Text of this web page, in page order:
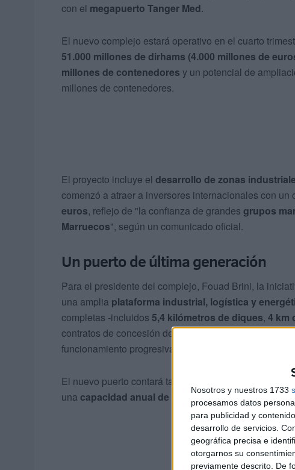
Nosotros y nuestros 1733
procesamos datos
para publicidad y
desarrollo de servicios.
geográfica precisa e
otorgarnos su
previamente descrito. De
con el megapuerto Tanger Med.
El nuevo complejo estará operativo en el cuarto
51.000 millones de dirhams (4.000 millones de
millones de contenedores y un potencial de
millones de contenedores.
El proyecto incluye el desarrollo de zonas
comenzó a atraer a inversores internacionales con un
euros, reflejo de "la confianza de grandes grupos
Marruecos", según un comunicado oficial.
Un puerto de última generación
Para el presidente del complejo, Fouad Brini, la
una amplia plataforma industrial, logística y
completas -incluidos 5,4 kilómetros de diques, 4 km
contratos de concesión de los dos terminales de
funcionamiento progresiva a partir de este año.
El nuevo puerto contará también con una terminal
una capacidad anual de 5.000 millones de metros